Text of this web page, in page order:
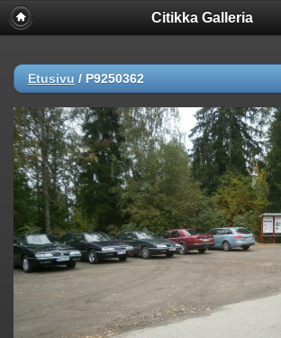
Citikka Galleria
Etusivu / P9250362